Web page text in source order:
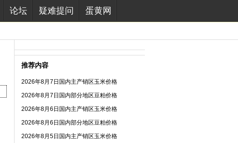
论坛 疑难提问 蛋黄网
推荐内容
2026年8月7日国内主产销区玉米价格
2026年8月7日国内部分地区豆粕价格
2026年8月6日国内主产销区玉米价格
2026年8月6日国内部分地区豆粕价格
2026年8月5日国内主产销区玉米价格